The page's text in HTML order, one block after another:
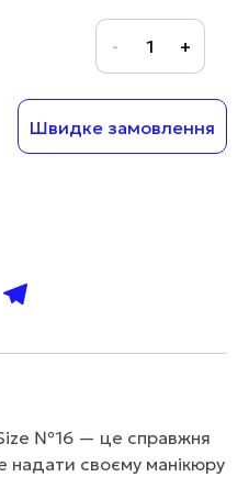
Швидке замовлення
№16 — це справжня
надати своєму манікюру